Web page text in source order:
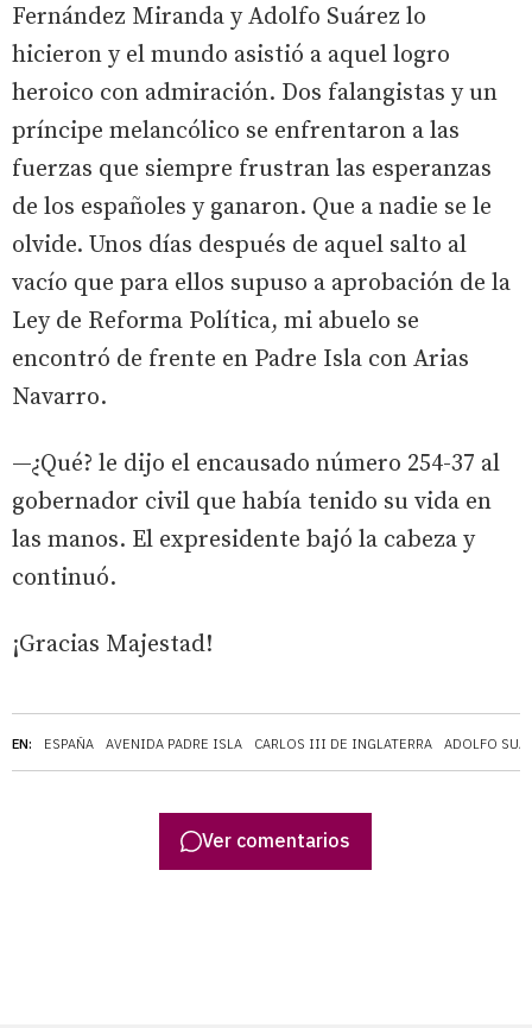
EN: ESPAÑA AVENIDA PADRE ISLA CARLOS III DE INGLATERRA ADOLFO
Fernández Miranda y Adolfo Suárez lo
hicieron y el mundo asistió a aquel logro
heroico con admiración. Dos falangistas y un
príncipe melancólico se enfrentaron a las
fuerzas que siempre frustran las esperanzas
de los españoles y ganaron. Que a nadie se le
olvide. Unos días después de aquel salto al
vacío que para ellos supuso a aprobación de la
Ley de Reforma Política, mi abuelo se
encontró de frente en Padre Isla con Arias
Navarro.
—¿Qué? le dijo el encausado número 254-37 al
gobernador civil que había tenido su vida en
las manos. El expresidente bajó la cabeza y
continuó.
¡Gracias Majestad!
Ver comentarios